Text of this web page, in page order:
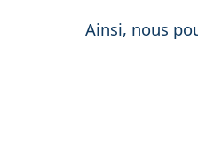
Ainsi, nous